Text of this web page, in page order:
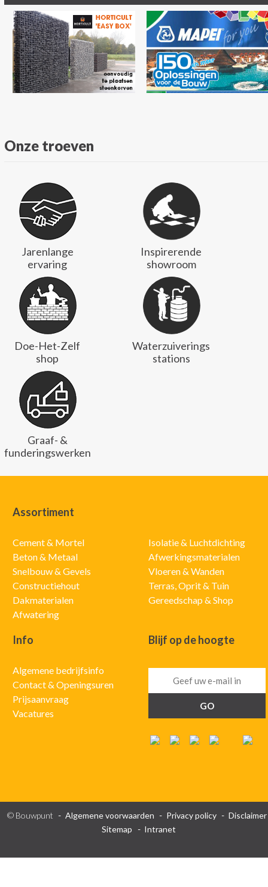
Onze troeven
Jarenlange
ervaring
Inspirerende
showroom
Doe-Het-Zelf
shop
Waterzuiverings
stations
Graaf- &
funderingswerken
Assortiment
Cement & Mortel
Beton & Metaal
Snelbouw & Gevels
Constructiehout
Dakmaterialen
Afwatering
Isolatie & Luchtdichting
Afwerkingsmaterialen
Vloeren & Wanden
Terras, Oprit & Tuin
Gereedschap & Shop
Info
Algemene bedrijfsinfo
Contact & Openingsuren
Prijsaanvraag
Vacatures
Blijf op de hoogte
© Bouwpunt Algemene voorwaarden Privacy policy
Disclaimer
Sitemap
Intranet